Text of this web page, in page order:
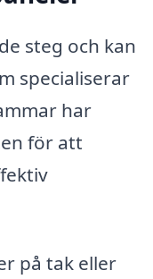
steg och kan
specialiserar
har
för att
på tak eller